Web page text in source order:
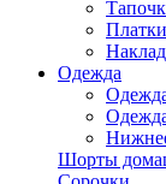
Платки
Одежда
Шорты